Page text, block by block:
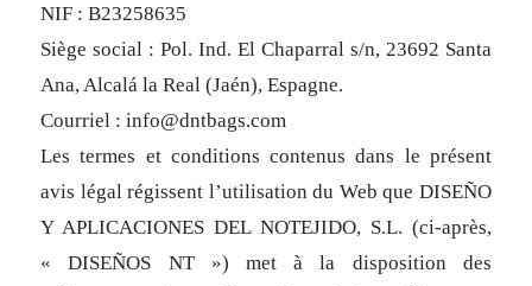
NIF : B23258635
Siège social : Pol. Ind. El Chaparral s/n, 23692 Santa
Ana, Alcalá la Real (Jaén), Espagne.
Courriel : info@dntbags.com
Les termes et conditions contenus dans le présent
avis légal régissent l’utilisation du Web que DISEÑO
Y APLICACIONES DEL NOTEJIDO, S.L. (ci-après,
« DISEÑOS NT ») met à la disposition des